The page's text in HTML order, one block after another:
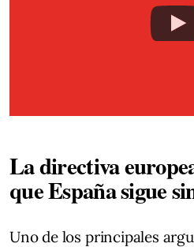
La directiva
que España sigue
Uno de los principales